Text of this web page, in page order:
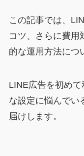
この記事では、
コツ、さらに費用
的な運用方法につ
LINE広告を初め
な設定に悩んでい
届けします。